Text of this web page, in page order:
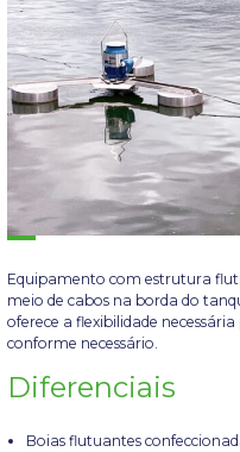
Equipamento com estrutura
meio de cabos na borda do
oferece a flexibilidade
conforme necessário.
Diferenciais
Boias flutuantes